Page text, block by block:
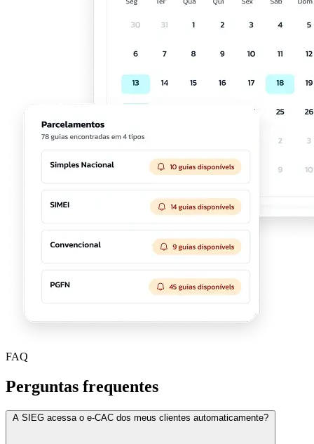
FAQ
Perguntas frequentes
A SIEG acessa o e-CAC dos meus clientes automaticamente?